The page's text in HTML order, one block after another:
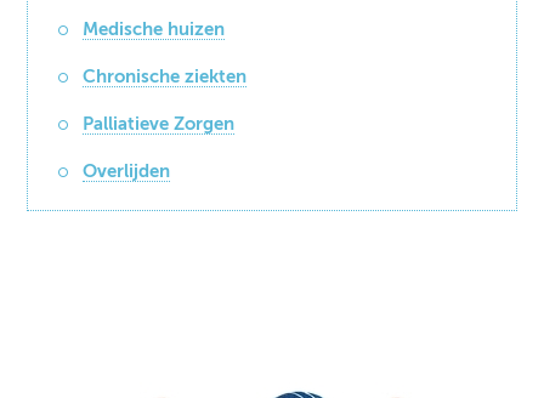
Medische huizen
Chronische ziekten
Palliatieve Zorgen
Overlijden